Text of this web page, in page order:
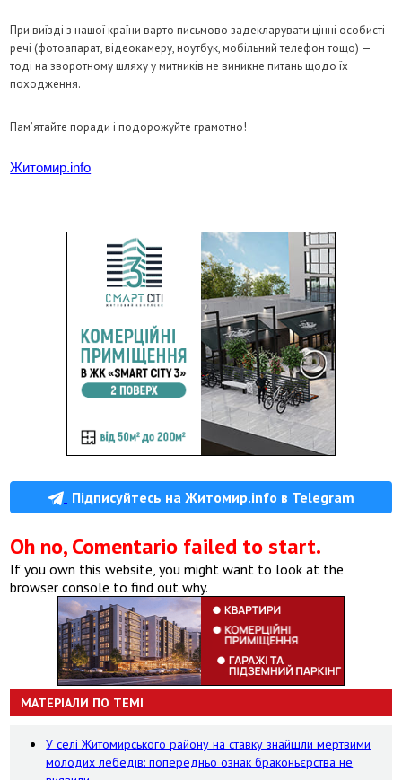
При виїзді з нашої країни варто письмово задекларувати цінні особисті
речі (фотоапарат, відеокамеру, ноутбук, мобільний телефон тощо) —
тоді на зворотному шляху у митників не виникне питань щодо їх
походження.
Пам’ятайте поради і подорожуйте грамотно!
Житомир.info
Підписуйтесь на Житомир.info в Telegram
Oh no, Comentario failed to start.
If you own this website, you might want to look at the
browser console to find out why.
МАТЕРІАЛИ ПО ТЕМІ
У селі Житомирського району на ставку знайшли мертвими
молодих лебедів: попередньо ознак браконьєрства не